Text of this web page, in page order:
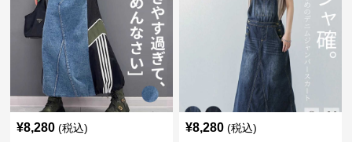
¥8,280 (税込) ¥8,280 (税込)